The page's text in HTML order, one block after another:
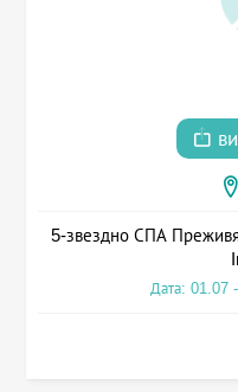
5-звездно СПА
Дата: 01.07